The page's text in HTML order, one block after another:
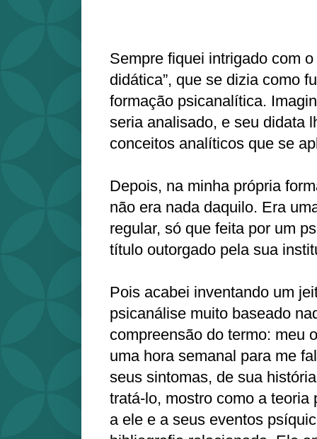
Sempre fiquei intrigado com o
didática”, que se dizia como
formação psicanalítica.
seria analisado, e seu didata
conceitos analíticos que se
Depois, na minha própria
não era nada daquilo. Era
regular, só que feita por um
título outorgado pela sua
Pois acabei inventando um
psicanálise muito baseado
compreensão do termo: meu
uma hora semanal para me
seus sintomas, de sua
tratá-lo, mostro como a
a ele e a seus eventos